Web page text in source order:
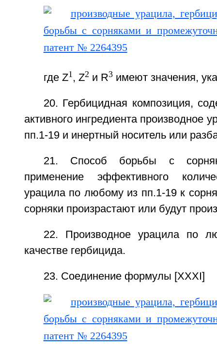
где Z1 , Z2 и R3имеют значения,
20. Гербицидная композиция,
активного ингредиента производное
пп.1-19 и инертный носитель или
21. Способ борьбы с
применение эффективного
урацила по любому из пп.1-19 к
сорняки произрастают или будут
22. Производное урацила по
качестве гербицида.
23. Соединение формулы [XXXI]